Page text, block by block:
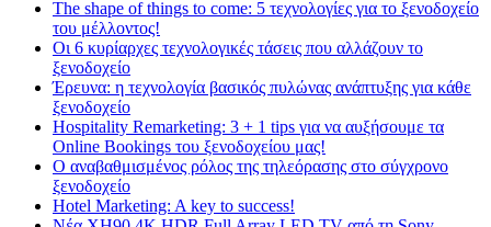
The shape of things to come: 5 τεχνολογίες για το ξενοδοχείο
του μέλλοντος!
Οι 6 κυρίαρχες τεχνολογικές τάσεις που αλλάζουν το
ξενοδοχείο
Έρευνα: η τεχνολογία βασικός πυλώνας ανάπτυξης για κάθε
ξενοδοχείο
Hospitality Remarketing: 3 + 1 tips για να αυξήσουμε τα
Online Bookings του ξενοδοχείου μας!
Ο αναβαθμισμένος ρόλος της τηλεόρασης στο σύγχρονο
ξενοδοχείο
Hotel Marketing: A key to success!